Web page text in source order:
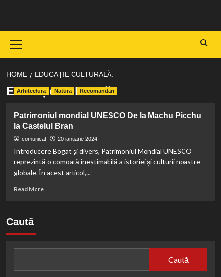
content
Menu
HOME EDUCAȚIE CULTURALĂ.
Educație Culturală.
Arhitectura Natura Recomandari
Patrimoniul mondial UNESCO De la Machu Picchu
la Castelul Bran
comunicat 20 ianuarie 2024
Introducere Bogat și divers, Patrimoniul Mondial UNESCO
reprezintă o comoară inestimabilă a istoriei și culturii noastre
globale. În acest articol,...
Read MoreRead
Picchu
Caută
Caută